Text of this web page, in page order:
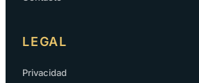
LEGAL
Privacidad